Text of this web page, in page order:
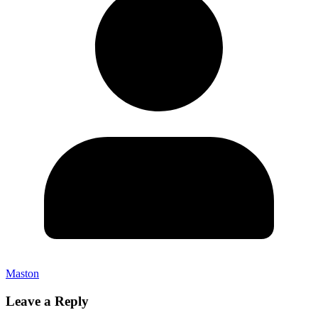
Maston
Leave a Reply